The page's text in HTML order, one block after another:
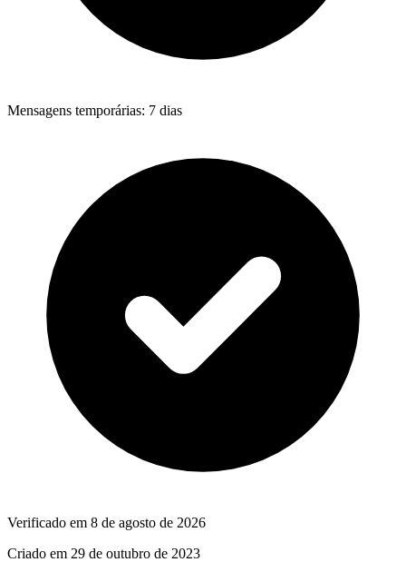
Mensagens temporárias: 7 dias
Verificado em 8 de agosto de 2026
Criado em 29 de outubro de 2023